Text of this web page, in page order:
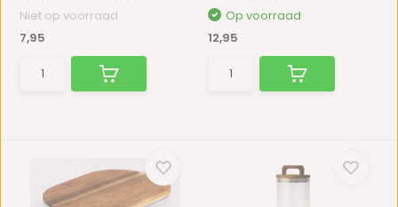
Niet op voorraad
7,95
Op voorraad
12,95